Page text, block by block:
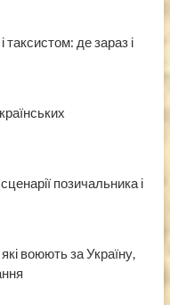
де зараз і
позичальника і
воюють за Україну,